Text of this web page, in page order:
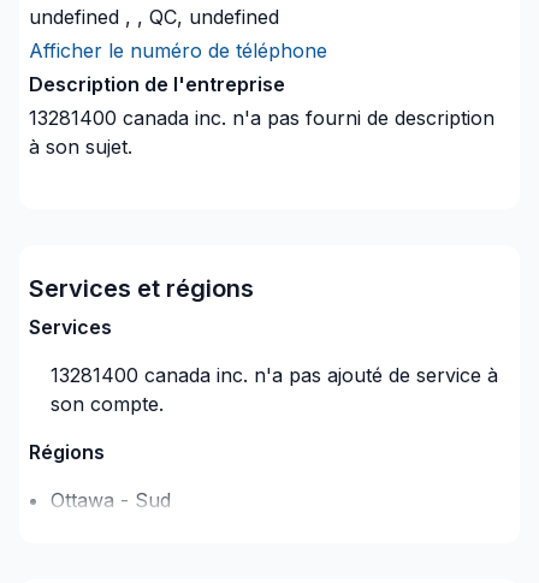
undefined , , QC, undefined
Afficher le numéro de téléphone
Description de l'entreprise
13281400 canada inc. n'a pas fourni de description
à son sujet.
Services et régions
Services
13281400 canada inc. n'a pas ajouté de service à
son compte.
Régions
Ottawa - Sud